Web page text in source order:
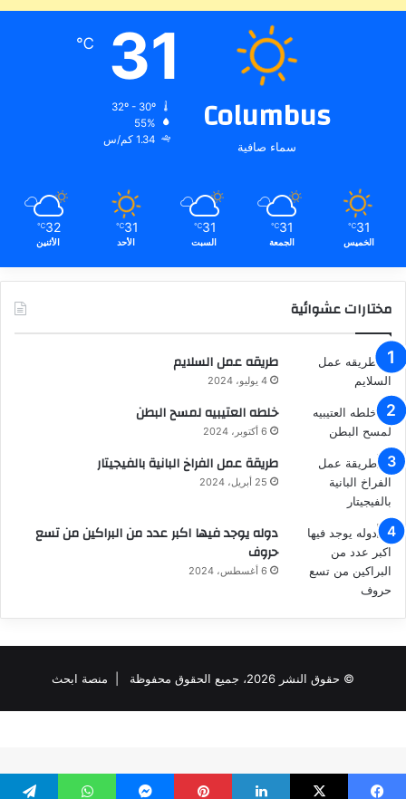
Columbus
سماء صافية
31
℃
55%
1.34 كم/س
31
℃
الخميس
31
℃
الجمعة
31
℃
السبت
31
℃
الأحد
32
℃
الأثنين
مختارات عشوائية
طريقه عمل السلايم
4 يوليو، 2024
خلطه العتيبيه لمسح البطن
6 أكتوبر، 2024
طريقة عمل الفراخ البانية بالفيجيتار
25 أبريل، 2024
دوله يوجد فيها اكبر عدد من البراكين من تسع
حروف
6 أغسطس، 2024
© حقوق النشر 2026، جميع الحقوق محفوظة | منصة ابحث